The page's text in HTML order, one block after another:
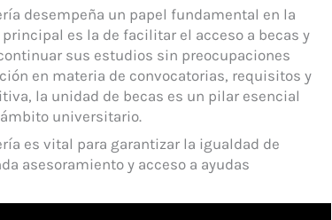
desempeña un papel fundamental en la
es la de facilitar el acceso a becas y
sus estudios sin preocupaciones
en materia de convocatorias, requisitos y
la unidad de becas es un pilar esencial
universitario.
es vital para garantizar la igualdad de
asesoramiento y acceso a ayudas